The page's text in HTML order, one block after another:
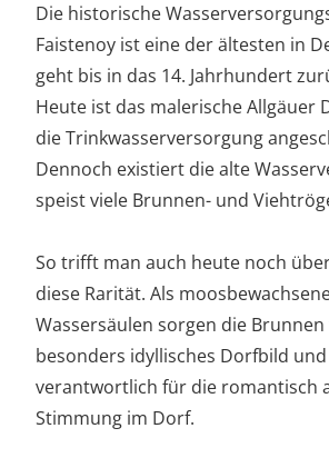
Die historische
Faistenoy ist eine der ältesten in
geht bis in das 14. Jahrhundert
Heute ist das malerische Allgäuer
die Trinkwasserversorgung
Dennoch existiert die alte
speist viele Brunnen- und
So trifft man auch heute noch
diese Rarität. Als
Wassersäulen sorgen die
besonders idyllisches Dorfbild
verantwortlich für die romantisch
Stimmung im Dorf.